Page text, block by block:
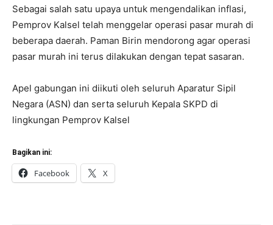
Sebagai salah satu upaya untuk mengendalikan inflasi,
Pemprov Kalsel telah menggelar operasi pasar murah di
beberapa daerah. Paman Birin mendorong agar operasi
pasar murah ini terus dilakukan dengan tepat sasaran.
Apel gabungan ini diikuti oleh seluruh Aparatur Sipil
Negara (ASN) dan serta seluruh Kepala SKPD di
lingkungan Pemprov Kalsel
Bagikan ini:
Facebook X